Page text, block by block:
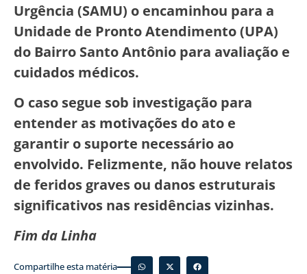
Urgência (SAMU) o encaminhou para a
Unidade de Pronto Atendimento (UPA)
do Bairro Santo Antônio para avaliação e
cuidados médicos.
O caso segue sob investigação para
entender as motivações do ato e
garantir o suporte necessário ao
envolvido. Felizmente, não houve relatos
de feridos graves ou danos estruturais
significativos nas residências vizinhas.
Fim da Linha
Compartilhe esta matéria